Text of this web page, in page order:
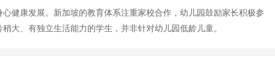
健康发展。新加坡的教育体系注重家校合作，幼儿园鼓励家长积极参
大、有独立生活能力的学生，并非针对幼儿园低龄儿童。